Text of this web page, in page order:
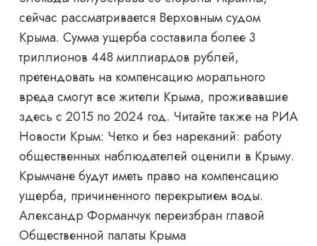
сейчас рассматривается Верховным судом
Крыма. Сумма ущерба составила более 3
триллионов 448 миллиардов рублей,
претендовать на компенсацию морального
вреда смогут все жители Крыма, проживавшие
здесь с 2015 по 2024 год. Читайте также на РИА
Новости Крым: Четко и без нареканий: работу
общественных наблюдателей оценили в Крыму.
Крымчане будут иметь право на компенсацию
ущерба, причиненного перекрытием воды.
Александр Форманчук переизбран главой
Общественной палаты Крыма